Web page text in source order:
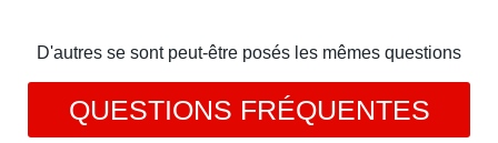
D'autres se sont peut-être posés les mêmes questions
QUESTIONS FRÉQUENTES